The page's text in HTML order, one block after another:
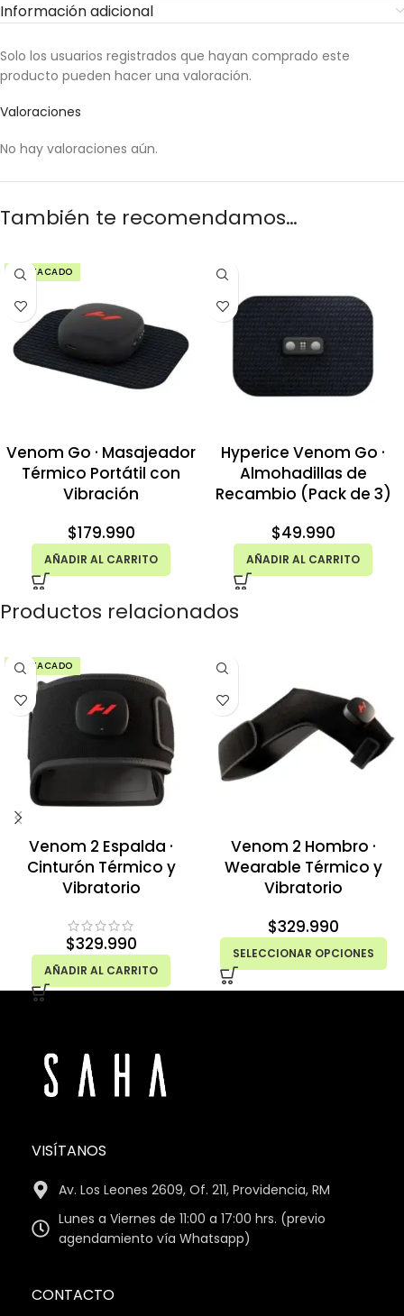
Información adicional
Valoraciones
No hay valoraciones aún.
Solo los usuarios registrados que hayan comprado este
producto pueden hacer una valoración.
También te recomendamos…
DESTACADO
Venom Go · Masajeador
Térmico Portátil con
Vibración
$179.990
AÑADIR AL CARRITO
Hyperice Venom Go ·
Almohadillas de
Recambio (Pack de 3)
$49.990
AÑADIR AL CARRITO
Productos relacionados
DESTACADO
Venom 2 Espalda ·
Cinturón Térmico y
Vibratorio
$329.990
AÑADIR AL CARRITO
Venom 2 Hombro ·
Wearable Térmico y
Vibratorio
$329.990
SELECCIONAR OPCIONES
VISÍTANOS
Av. Los Leones 2609, Of. 211, Providencia, RM
Lunes a Viernes de 11:00 a 17:00 hrs. (previo
agendamiento vía Whatsapp)
CONTACTO